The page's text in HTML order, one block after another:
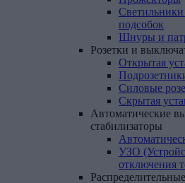
Светильники
подсобок
Шнуры и
Розетки и
Открытая
Силовые
Скрытая
Автоматические
стабилизаторы
УЗО
отключения
Распределительные